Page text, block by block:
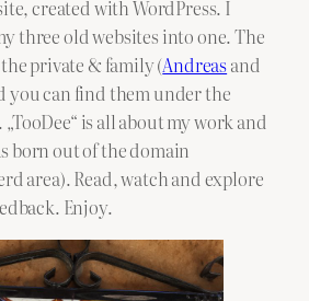
created with WordPress. I
three old websites into one. The
the private & family (Andreasand
you can find them under the
is all about my work and
born out of the domain
area). Read, watch and explore
Enjoy.